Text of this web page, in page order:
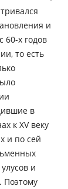
и
60-х годов
то есть
в
к ХV веку
и по сей
и
Поэтому